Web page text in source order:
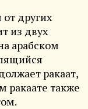
других
из двух
арабском
ракаат,
ракаате также